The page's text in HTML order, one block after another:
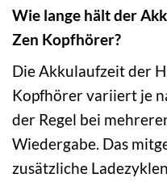
Wie lange hält der
Zen Kopfhörer?
Die Akkulaufzeit der
Kopfhörer variiert je
der Regel bei
Wiedergabe. Das
zusätzliche